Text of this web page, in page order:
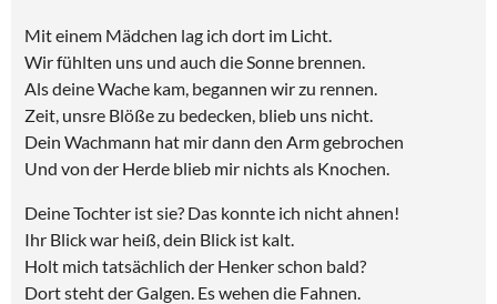
Mit einem Mädchen lag ich dort im Licht.
Wir fühlten uns und auch die Sonne brennen.
Als deine Wache kam, begannen wir zu rennen.
Zeit, unsre Blöße zu bedecken, blieb uns nicht.
Dein Wachmann hat mir dann den Arm gebrochen
Und von der Herde blieb mir nichts als Knochen.
Deine Tochter ist sie? Das konnte ich nicht ahnen!
Ihr Blick war heiß, dein Blick ist kalt.
Holt mich tatsächlich der Henker schon bald?
Dort steht der Galgen. Es wehen die Fahnen.